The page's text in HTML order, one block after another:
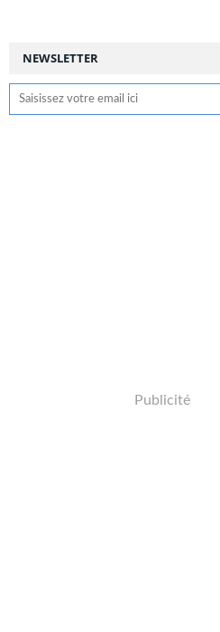
NEWSLETTER
Publicité